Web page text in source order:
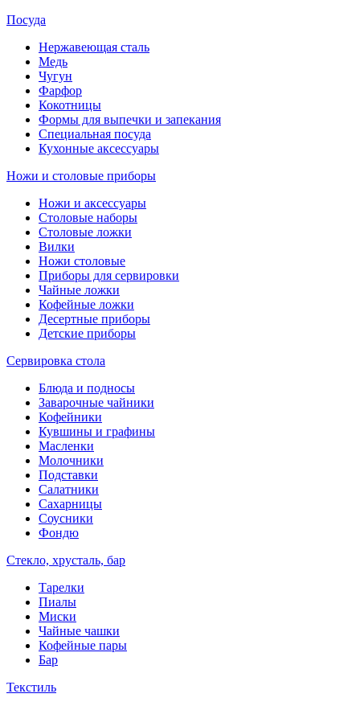
Посуда
Нержавеющая сталь
Медь
Чугун
Фарфор
Кокотницы
Формы для выпечки и запекания
Специальная посуда
Кухонные аксессуары
Ножи и столовые приборы
Ножи и аксессуары
Столовые наборы
Столовые ложки
Вилки
Ножи столовые
Приборы для сервировки
Чайные ложки
Кофейные ложки
Десертные приборы
Детские приборы
Сервировка стола
Блюда и подносы
Заварочные чайники
Кофейники
Кувшины и графины
Масленки
Молочники
Подставки
Салатники
Сахарницы
Соусники
Фондю
Стекло, хрусталь, бар
Тарелки
Пиалы
Миски
Чайные чашки
Кофейные пары
Бар
Текстиль